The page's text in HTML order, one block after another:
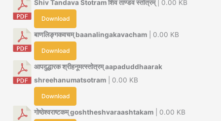
Shiv Tandava Stotram शिव ताण्डव स्तोत्रम्| 0.00 KB
Download
बाणलिङ्गकवचम् baanalingakavacham | 0.00 KB
Download
आपदुद्धारक श्रीहनूमत्स्तोत्रम् aapaduddhaarak
shreehanumatsotram | 0.00 KB
Download
गोष्ठेश्वराष्टकम् goshtheshvaraashtakam | 0.00 KB